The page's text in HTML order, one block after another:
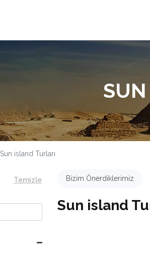
Sun island Turları
Temizle Bizim Önerdiklerimiz
Sun island